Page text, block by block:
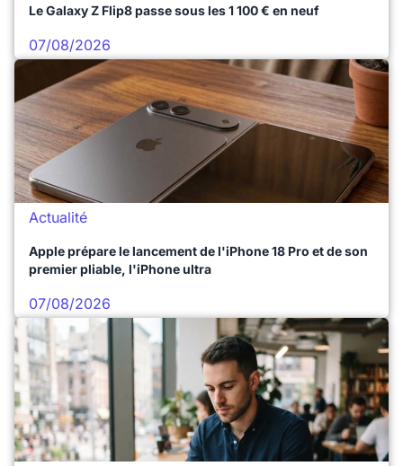
Le Galaxy Z Flip8 passe sous les 1 100 € en neuf
07/08/2026
Actualité
Apple prépare le lancement de l'iPhone 18 Pro et de son
premier pliable, l'iPhone ultra
07/08/2026